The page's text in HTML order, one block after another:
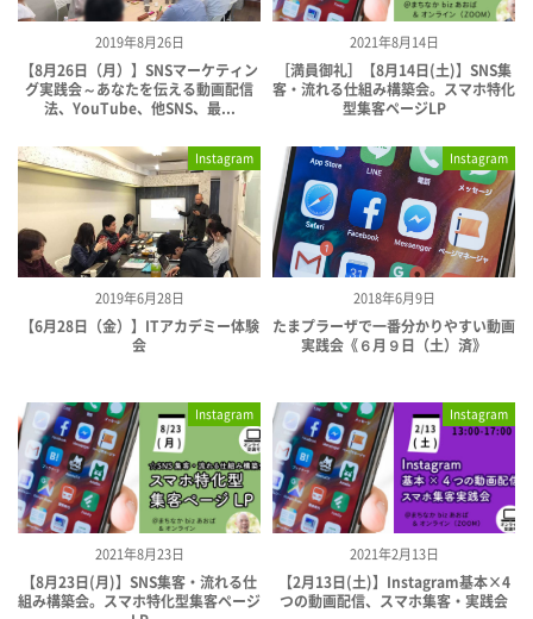
2019年8月26日
【8月26日（月）】SNSマーケティン
グ実践会～あなたを伝える動画配信
法、YouTube、他SNS、最...
2021年8月14日
［満員御礼］【8月14日(土)】SNS集
客・流れる仕組み構築会。スマホ特化
型集客ページLP
2019年6月28日
Instagram
【6月28日（金）】ITアカデミー体験
会
2018年6月9日
Instagram
たまプラーザで一番分かりやすい動画
実践会《６月９日（土）済》
2021年8月23日
Instagram
【8月23日(月)】SNS集客・流れる仕
組み構築会。スマホ特化型集客ページ
2021年2月13日
Instagram
【2月13日(土)】Instagram基本×4
つの動画配信、スマホ集客・実践会